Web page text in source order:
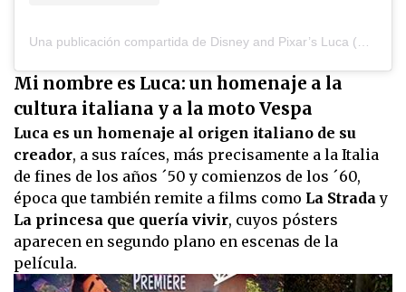
Mi nombre es Luca: un homenaje a la
cultura italiana y a la moto Vespa
Luca es un homenaje al origen italiano de su
creador, a sus raíces, más precisamente a la Italia
de fines de los años ´50 y comienzos de los ´60,
época que también remite a films como La Straday
La princesa que quería vivir, cuyos pósters
aparecen en segundo plano en escenas de la
película.